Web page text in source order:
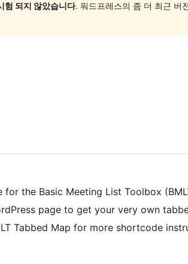
험 되지 않았습니다. 워드프레스의 좀 더 최근 버
the Basic Meeting List Toolbox
page to get your very own
Tabbed Map for more shortcode